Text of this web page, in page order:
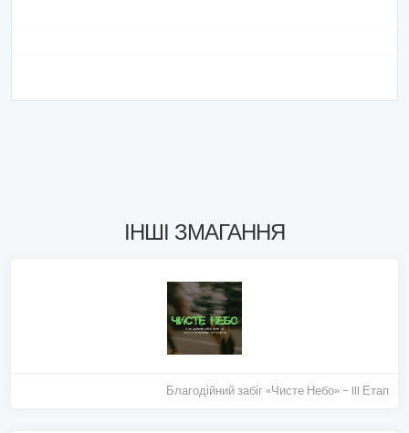
ІНШІ ЗМАГАННЯ
Благодійний забіг «Чисте Небо» - III Етап